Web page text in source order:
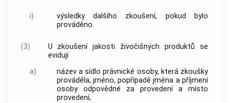
i)
výsledky dalšího zkoušení, pokud bylo
prováděno.
(3)
U zkoušení jakosti živočišných produktů se
evidují
a)
název a sídlo právnické osoby, která zkoušky
prováděla, jméno, popřípadě jména a příjmení
osoby odpovědné za provedení a místo
provedení,